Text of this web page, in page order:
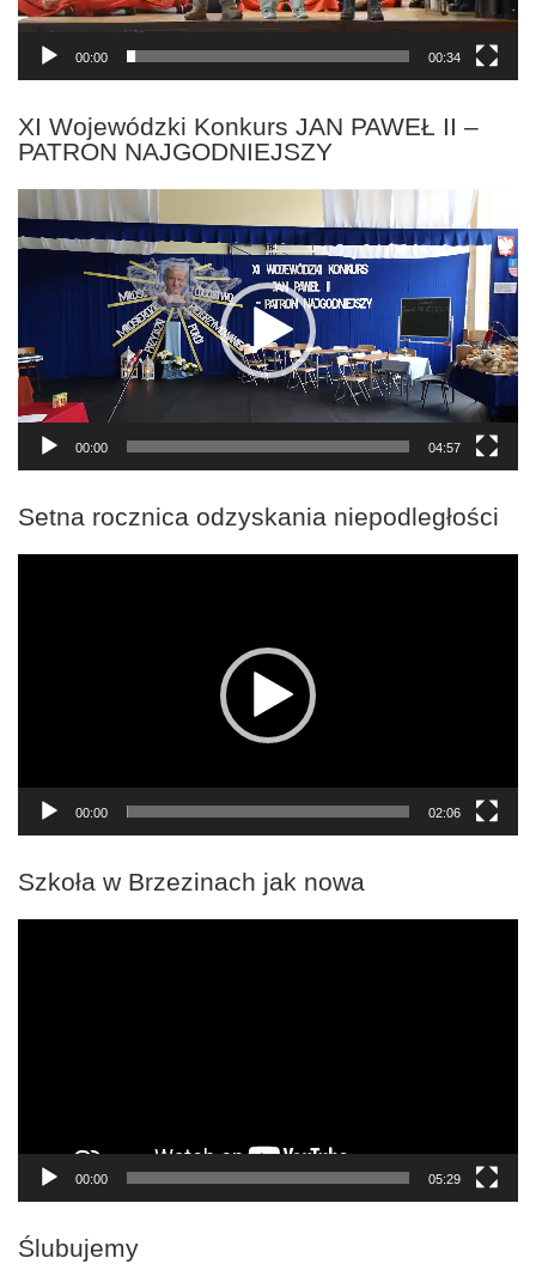
00:00 00:34
XI Wojewódzki Konkurs JAN PAWEŁ II –
PATRON NAJGODNIEJSZY
Odtwarzacz
video
00:00 04:57
Setna rocznica odzyskania niepodległości
00:00 02:06
Szkoła w Brzezinach jak nowa
00:00 05:29
Ślubujemy